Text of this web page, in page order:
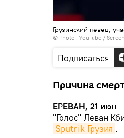
Грузинский певец,
© Photo : YouTube /
Подписаться
Причина
ЕРЕВАН, 21 июн -
"Голос" Леван
Sputnik Грузия .